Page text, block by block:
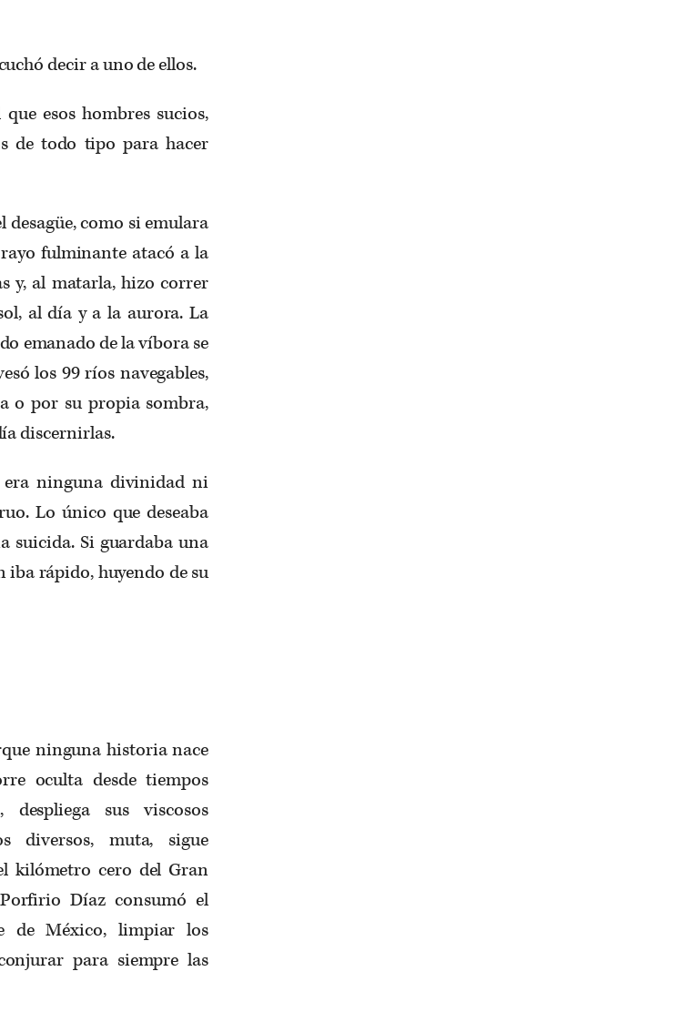
decir a uno de ellos.
esos hombres sucios,
de todo tipo para hacer
desagüe, como si emulara
fulminante atacó a la
y, al matarla, hizo correr
al día y a la aurora. La
emanado de la víbora se
los 99 ríos navegables,
o por su propia sombra,
discernirlas.
era ninguna divinidad ni
Lo único que deseaba
suicida. Si guardaba una
iba rápido, huyendo de su
ninguna historia nace
oculta desde tiempos
despliega sus viscosos
diversos, muta, sigue
kilómetro cero del Gran
Díaz consumó el
de México, limpiar los
para siempre las